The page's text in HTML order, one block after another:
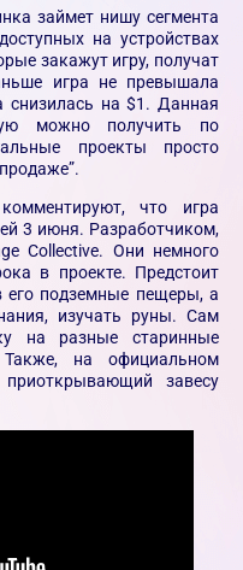
займет нишу сегмента
на устройствах
закажут игру, получат
игра не превышала
снизилась на $1. Данная
можно получить по
проекты просто
что игра
3 июня. Разработчиком,
Collective. Они немного
в проекте. Предстоит
его подземные пещеры, а
изучать руны. Сам
на разные старинные
на официальном
завесу